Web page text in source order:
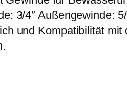
3/4″ Außengewinde:
und Kompatibilität mit